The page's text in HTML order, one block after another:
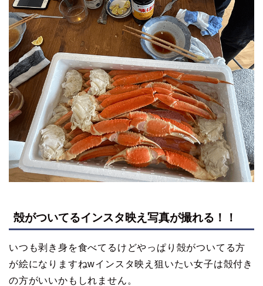
殻がついてるインスタ映え写真が撮れる！！
いつも剥き身を食べてるけどやっぱり殻がついてる方
が絵になりますねwインスタ映え狙いたい女子は殻付き
の方がいいかもしれません。